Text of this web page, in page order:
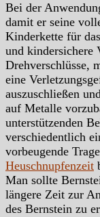
Bei der
damit er seine
Kinderkette für das
und kindersichere
Drehverschlüsse,
eine
auszuschließen
auf Metalle
unterstützenden
verschiedentlich
vorbeugende
Heuschnupfenzeit
Man sollte
längere Zeit zur
des Bernstein zu